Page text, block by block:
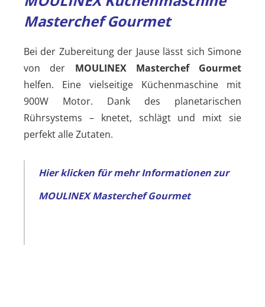
Masterchef Gourmet
Bei der Zubereitung der Jause lässt sich Simone
von der MOULINEX Masterchef Gourmet
helfen. Eine vielseitige Küchenmaschine mit
900W Motor. Dank des planetarischen
Rührsystems – knetet, schlägt und mixt sie
perfekt alle Zutaten.
Hier klicken für mehr Informationen zur
MOULINEX Masterchef Gourmet